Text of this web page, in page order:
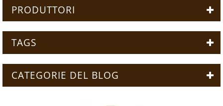
PRODUTTORI
TAGS
CATEGORIE DEL BLOG